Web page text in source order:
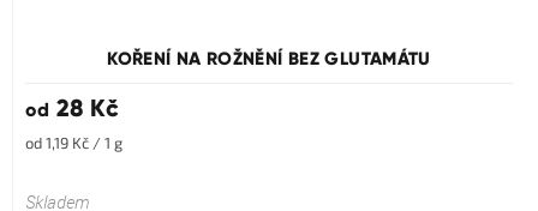
KOŘENÍ NA ROŽNĚNÍ BEZ GLUTAMÁTU
od 28 Kč
Měrná
od 1,19 Kč / 1 g
Skladem